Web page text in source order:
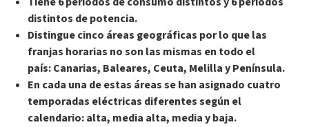
distintos de potencia.
Distingue cinco áreas geográficas por lo que las
franjas horarias no son las mismas en todo el
país: Canarias, Baleares, Ceuta, Melilla y Península.
En cada una de estas áreas se han asignado cuatro
temporadas eléctricas diferentes según el
calendario: alta, media alta, media y baja.